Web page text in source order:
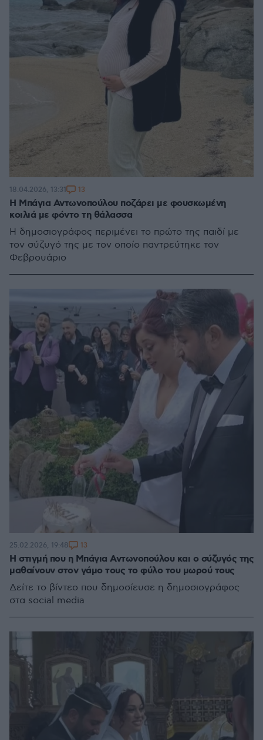
Η Μπάγια Αντωνοπούλου ποζάρει με φουσκωμένη
κοιλιά με φόντο τη θάλασσα
Η δημοσιογράφος περιμένει το πρώτο της παιδί με
τον σύζυγό της με τον οποίο παντρεύτηκε τον
Φεβρουάριο
18.04.2026, 13:31 13
Η στιγμή που η Μπάγια Αντωνοπούλου και ο σύζυγός της
μαθαίνουν στον γάμο τους το φύλο του μωρού τους
Δείτε το βίντεο που δημοσίευσε η δημοσιογράφος
στα social media
25.02.2026, 19:48 13